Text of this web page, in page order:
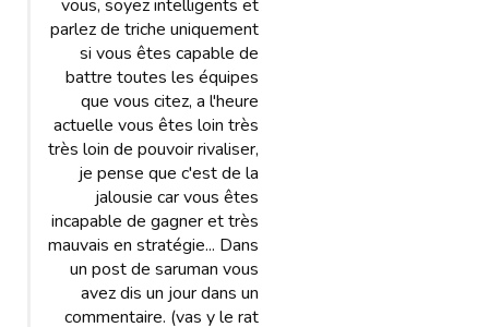
vous, soyez intelligents et
parlez de triche uniquement
si vous êtes capable de
battre toutes les équipes
que vous citez, a l'heure
actuelle vous êtes loin très
très loin de pouvoir rivaliser,
je pense que c'est de la
jalousie car vous êtes
incapable de gagner et très
mauvais en stratégie... Dans
un post de saruman vous
avez dis un jour dans un
commentaire. (vas y le rat